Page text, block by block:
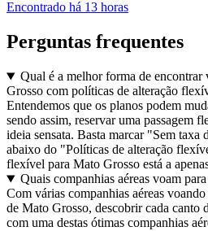
Encontrado há 13 horas
Perguntas frequentes
Qual é a melhor forma de encontrar
Grosso com políticas de alteração
Entendemos que os planos podem
sendo assim, reservar uma passagem
ideia sensata. Basta marcar "Sem taxa
abaixo do "Políticas de alteração
flexível para Mato Grosso está a
Quais companhias aéreas voam
Com várias companhias aéreas
de Mato Grosso, descobrir cada canto
com uma destas ótimas companhias